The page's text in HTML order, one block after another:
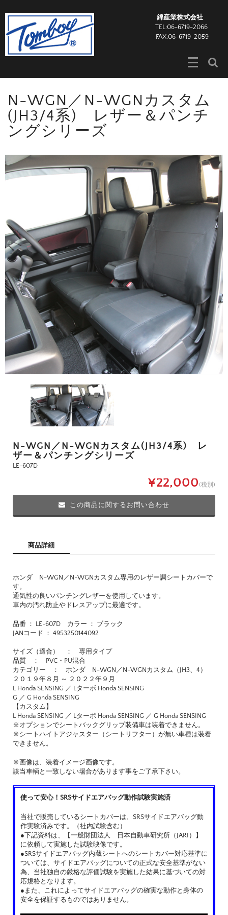
錦産業株式会社
TEL:06-6719-2066
FAX:06-6719-2059
N-WGN／N-WGNカスタム
(JH3/4系) レザー＆パンチ
ングシリーズ
N-WGN／N-WGNカスタム(JH3/4系) レ
ザー＆パンチングシリーズ
LE-607D
¥22,000(税別)
この商品に関するお問い合わせ
商品詳細
ホンダ N-WGN／N-WGNカスタム専用のレザー調シートカバーで
す。
通気性の良いパンチングレザーを使用しています。
車内の汚れ防止やドレスアップに最適です。
品番 ： LE-607D カラー ： ブラック
JANコード ： 4953250144092
サイズ（適合） ： 専用タイプ
品質 ： PVC・PU混合
カテゴリー ： ホンダ N-WGN／N-WGNカスタム（JH3、4）
２０１９年８月 ～ ２０２２年９月
L Honda SENSING ／ Lターボ Honda SENSING
G ／ G Honda SENSING
【カスタム】
L Honda SENSING ／ Lターボ Honda SENSING ／ G Honda SENSING
※オプションでシートバックグリップ装備車は装着できません。
※シートハイトアジャスター（シートリフター）が無い車種は装着
できません。
※画像は、装着イメージ画像です。
該当車輌と一致しない場合があります事をご了承下さい。
使って安心！SRSサイドエアバッグ動作試験実施済
当社で販売しているシートカバーは、SRSサイドエアバッグ動
作実験済みです。（社内試験含む）
●下記資料は、【一般財団法人 日本自動車研究所（JARI）】
に依頼して実施した試験映像です。
●SRSサイドエアバッグ内蔵シートへのシートカバー対応基準に
ついては、サイドエアバッグについての正式な安全基準がない
為、当社独自の厳格な評価試験を実施した結果に基づいての対
応規格となります。
●また、これによってサイドエアバッグの確実な動作と身体の
安全を保証するものではありません。